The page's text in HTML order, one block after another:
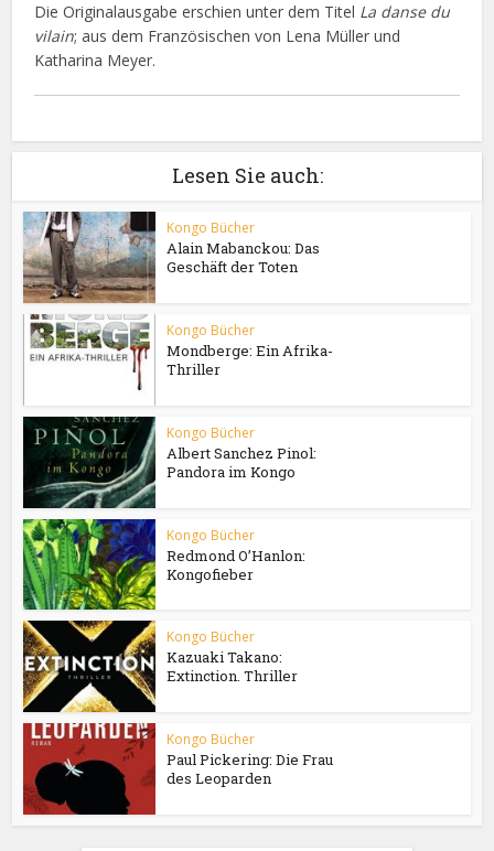
Die Originalausgabe erschien unter dem Titel La danse du
vilain; aus dem Französischen von Lena Müller und
Katharina Meyer.
Lesen Sie auch:
Kongo Bücher
Alain Mabanckou: Das
Geschäft der Toten
Kongo Bücher
Mondberge: Ein Afrika-
Thriller
Kongo Bücher
Albert Sanchez Pinol:
Pandora im Kongo
Kongo Bücher
Redmond O’Hanlon:
Kongofieber
Kongo Bücher
Kazuaki Takano:
Extinction. Thriller
Kongo Bücher
Paul Pickering: Die Frau
des Leoparden